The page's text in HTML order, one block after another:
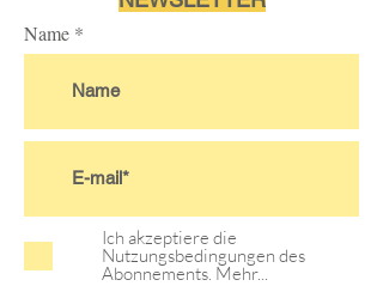
Name
Ich akzeptiere die
Nutzungsbedingungen des
Abonnements. Mehr...